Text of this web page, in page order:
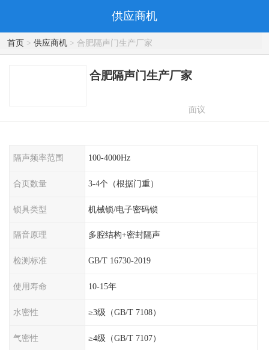
供应商机
首页> 供应商机> 合肥隔声门生产厂家
合肥隔声门生产厂家
面议
隔声频率范围 100-4000Hz
合页数量 3-4个（根据门重）
锁具类型 机械锁/电子密码锁
隔音原理 多腔结构+密封隔声
检测标准 GB/T 16730-2019
使用寿命 10-15年
水密性 ≥3级（GB/T 7108）
气密性 ≥4级（GB/T 7107）